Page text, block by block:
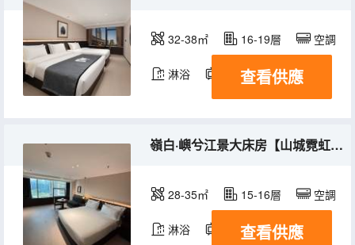
32-38㎡ 16-19層 空調
淋浴 電視機 冰箱
查看供應
嶺白·嶼兮江景大床房【山城霓虹盛景+遠眺大橋景觀】
28-35㎡ 15-16層 空調
淋浴 電視機 冰箱
查看供應